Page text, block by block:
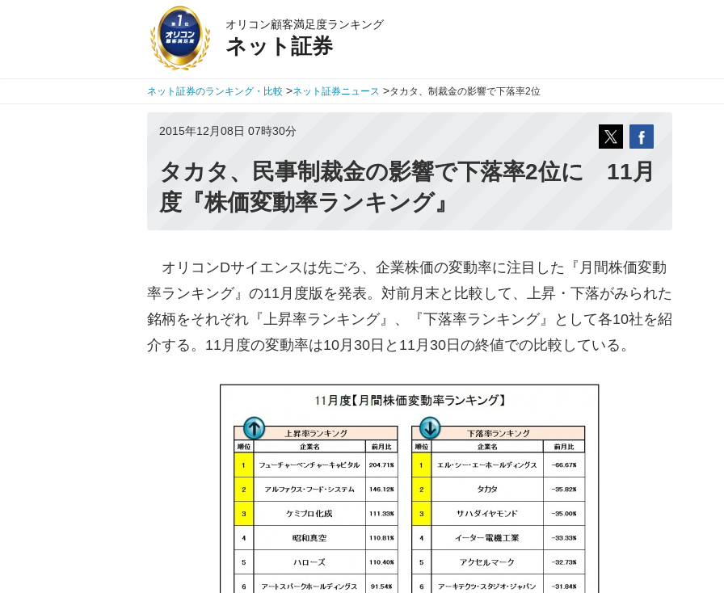
オリコン顧客満足度ランキング
ネット証券
ネット証券のランキング・比較 >ネット証券ニュース >タカタ、制裁金の影響で下落率2位
2015年12月08日 07時30分
タカタ、民事制裁金の影響で下落率2位に 11月
度『株価変動率ランキング』
オリコンDサイエンスは先ごろ、企業株価の変動率に注目した『月間株価変動
率ランキング』の11月度版を発表。対前月末と比較して、上昇・下落がみられた
銘柄をそれぞれ『上昇率ランキング』、『下落率ランキング』として各10社を紹
介する。11月度の変動率は10月30日と11月30日の終値での比較している。